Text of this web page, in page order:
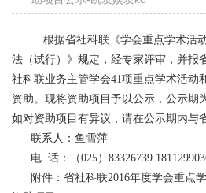
根据省社科联《学会重点学术活
法（试行）》规定，经专家评审，并报
社科联业务主管学会41项重点学术活动
资助。现将资助项目予以公示，公示期
如对资助项目有异议，请在公示期内与
联系人：鱼雪萍
电 话：（025）83326739
附件：省社科联2016年度学会重点